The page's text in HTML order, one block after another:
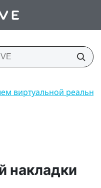
виртуальной
накладки